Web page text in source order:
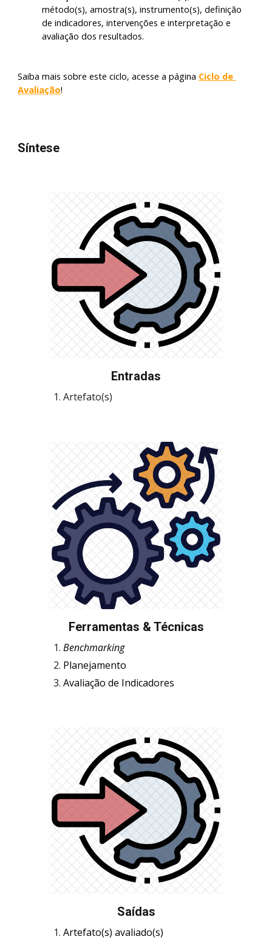
método(s), amostra(s), instrumento(s), definição
de indicadores, intervenções e interpretação e
avaliação dos resultados.
Saiba mais sobre este ciclo, acesse a página Ciclo de
Avaliação!
Síntese
Entradas
Artefato(s)
Ferramentas & Técnicas
Benchmarking
Planejamento
Avaliação de Indicadores
Saídas
Artefato(s) avaliado(s)